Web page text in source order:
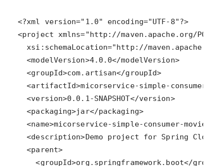
<?xml version="1.0" encoding="UTF-8"?>
  <modelVersion>4.0.0</modelVersion>
  <version>0.0.1-SNAPSHOT</version>
  <packaging>jar</packaging>